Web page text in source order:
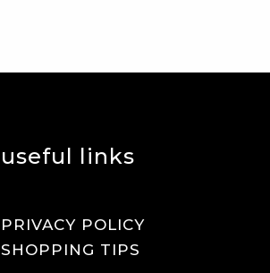
useful links
PRIVACY POLICY
SHOPPING TIPS